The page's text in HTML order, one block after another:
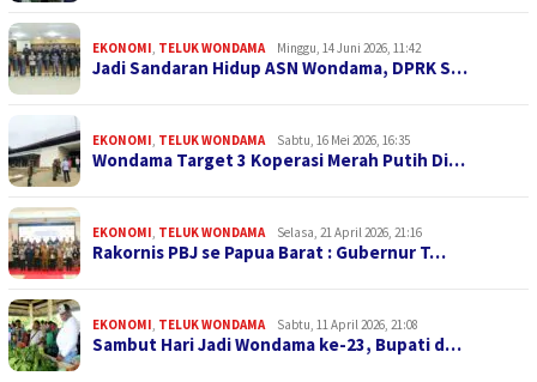
EKONOMI TELUK WONDAMA Minggu, 14 Juni 2026, 11:42
Jadi Sandaran Hidup ASN Wondama, DPRK S…
EKONOMI TELUK WONDAMA Sabtu, 16 Mei 2026, 16:35
Wondama Target 3 Koperasi Merah Putih Di…
EKONOMI TELUK WONDAMA Selasa, 21 April 2026, 21:16
Rakornis PBJ se Papua Barat : Gubernur T…
EKONOMI TELUK WONDAMA Sabtu, 11 April 2026, 21:08
Sambut Hari Jadi Wondama ke-23, Bupati d…